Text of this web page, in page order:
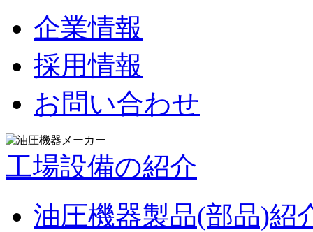
企業情報
採用情報
お問い合わせ
工場設備の紹介
油圧機器製品(部品)紹